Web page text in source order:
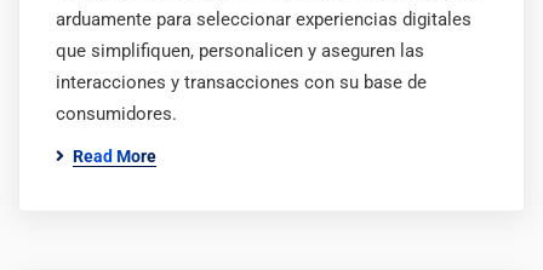
arduamente para seleccionar experiencias digitales
que simplifiquen, personalicen y aseguren las
interacciones y transacciones con su base de
consumidores.
Read More